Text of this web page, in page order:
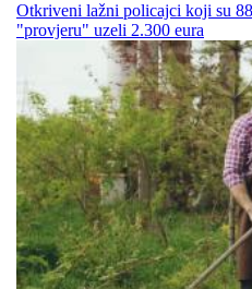
Otkriveni lažni policajci koji su
"provjeru" uzeli 2.300 eura